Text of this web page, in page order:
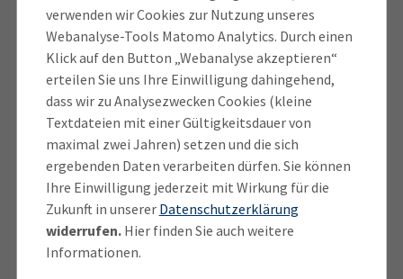
verwenden wir Cookies zur Nutzung unseres
Webanalyse-Tools Matomo Analytics. Durch einen
Klick auf den Button „Webanalyse akzeptieren“
erteilen Sie uns Ihre Einwilligung dahingehend,
dass wir zu Analysezwecken Cookies (kleine
Textdateien mit einer Gültigkeitsdauer von
maximal zwei Jahren) setzen und die sich
ergebenden Daten verarbeiten dürfen. Sie können
Ihre Einwilligung jederzeit mit Wirkung für die
Zukunft in unserer Datenschutzerklärung
widerrufen.Hier finden Sie auch weitere
Informationen.
herumsprechen. Und genau das wollen wir mit der
Kampagne erreichen“, sagt Manfred Gößl,
Hauptgeschäftsführer der IHK für München und
Oberbayern.
In München ist die Kampagne im September an vielen
zentralen Orten sichtbar. Posts auf jugendrelevanten
Social-Media-Kanälen flankieren die großangelegte
Außenwerbung und sollen das „Lebensgefühl
Ausbildung“ direkt in die Lebenswelten der jungen
Menschen hineintragen. Seit dem Kampagnenstart